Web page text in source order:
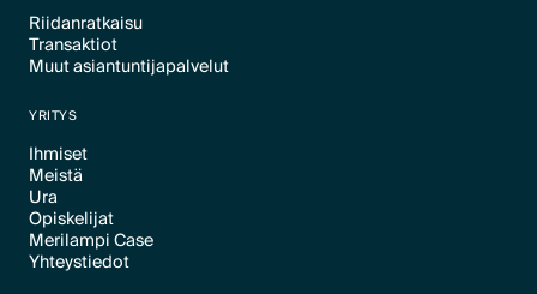
Riidanratkaisu
Text Link
Transaktiot
Text Link
Muut asiantuntijapalvelut
YRITYS
Ihmiset
Text Link
Meistä
Text Link
Ura
Text Link
Opiskelijat
Text Link
Merilampi Case
Text Link
Yhteystiedot